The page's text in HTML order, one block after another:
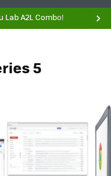
Lab A2L Combo!
5